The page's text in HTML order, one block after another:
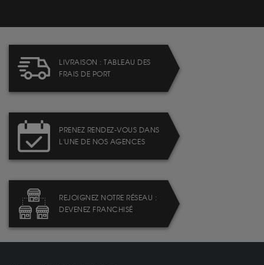
LIVRAISON : TABLEAU DES
FRAIS DE PORT
PRENEZ RENDEZ-VOUS DANS
L'UNE DE NOS AGENCES
REJOIGNEZ NOTRE RÉSEAU :
DEVENEZ FRANCHISÉ